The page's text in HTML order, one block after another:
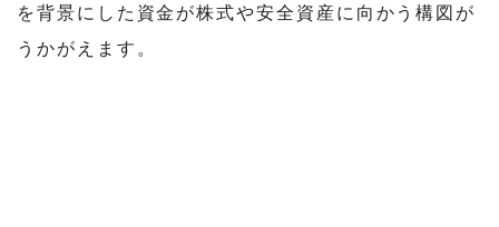
を背景にした資金が株式や安全資産に向かう構図が
うかがえます。